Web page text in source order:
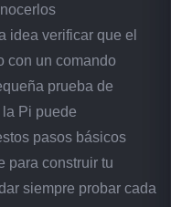
idea verificar que el
con un comando
prueba de
Pi puede
pasos básicos
para construir tu
siempre probar cada